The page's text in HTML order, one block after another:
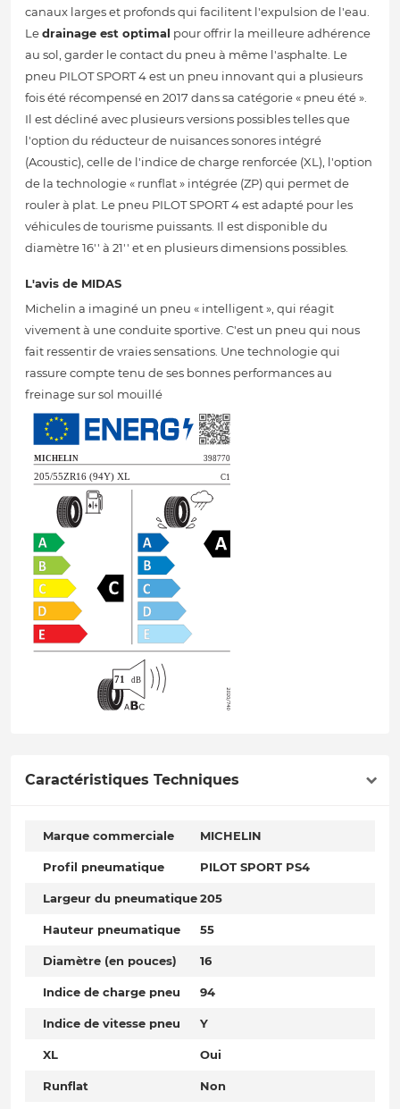
canaux larges et profonds qui facilitent l'expulsion de l'eau.
Ledrainage est optimal pour offrir la meilleure adhérence
au sol, garder le contact du pneu à même l'asphalte. Le
pneu PILOT SPORT 4 est un pneu innovant qui a plusieurs
fois été récompensé en 2017 dans sa catégorie « pneu été ».
Il est décliné avec plusieurs versions possibles telles que
l'option du réducteur de nuisances sonores intégré
(Acoustic), celle de l'indice de charge renforcée (XL), l'option
de la technologie « runflat » intégrée (ZP) qui permet de
rouler à plat. Le pneu PILOT SPORT 4 est adapté pour les
véhicules de tourisme puissants. Il est disponible du
diamètre 16'' à 21'' et en plusieurs dimensions possibles.
L'avis de MIDAS
Michelin a imaginé un pneu « intelligent », qui réagit
vivement à une conduite sportive. C'est un pneu qui nous
fait ressentir de vraies sensations. Une technologie qui
rassure compte tenu de ses bonnes performances au
freinage sur sol mouillé
Caractéristiques Techniques
Marque commerciale MICHELIN
Profil pneumatique PILOT SPORT PS4
Largeur du pneumatique205
Hauteur pneumatique 55
Diamètre (en pouces) 16
Indice de charge pneu 94
Indice de vitesse pneu Y
XL Oui
Runflat Non